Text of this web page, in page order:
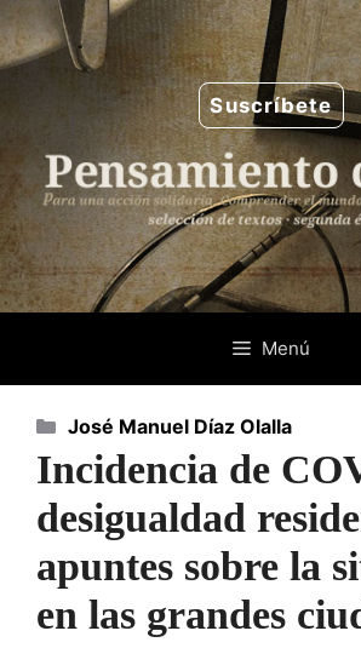
Saltar
al
contenido
Suscríbete
Menú
Incidencia de
desigualdad
apuntes sobre la
en las grandes
Categorías
José Manuel Díaz Olalla